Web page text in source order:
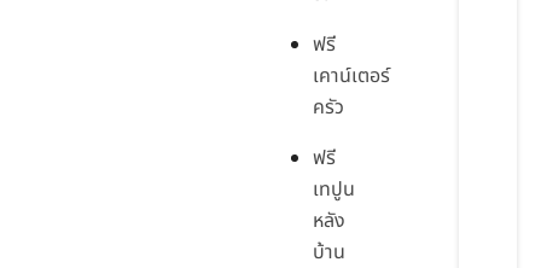
ฟรี
เคาน์เตอร์
ครัว
ฟรี
เทปูน
หลัง
บ้าน